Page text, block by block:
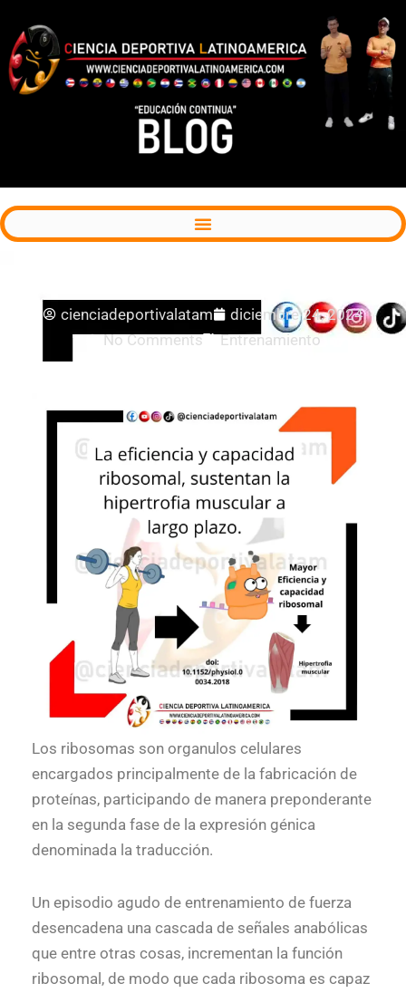
cienciadeportivalatam
diciembre 24, 2024
No Comments
Entrenamiento
Los ribosomas son organulos celulares
encargados principalmente de la fabricación de
proteínas, participando de manera preponderante
en la segunda fase de la expresión génica
denominada la traducción.
Un episodio agudo de entrenamiento de fuerza
desencadena una cascada de señales anabólicas
que entre otras cosas, incrementan la función
ribosomal, de modo que cada ribosoma es capaz